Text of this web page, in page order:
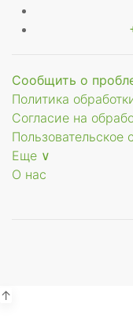
Сообщить о
Политика
Согласие на
Пользовательское
Еще ∨
О нас
↑